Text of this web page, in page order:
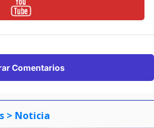
Comentarios
> Noticia